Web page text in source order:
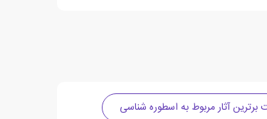
برترین آثار مربوط به اسطوره شناسی